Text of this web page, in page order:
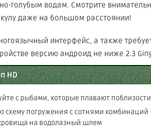
голубым водам. Смотрите
даже на большом расстоянии!
интерфейс, а также
версию андроид не ниже 2.3
HD
с рыбами, которые плавают
схему погружения с сотнями комбинаций
на водолазный шлем